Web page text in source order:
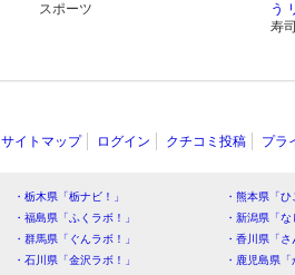
スポーツ
う
寿
サイトマップ ログイン クチコミ投稿 プラ
・栃木県「栃ナビ！」
・熊本県「
・福島県「ふくラボ！」
・新潟県「
・群馬県「ぐんラボ！」
・香川県「
・石川県「金沢ラボ！」
・鹿児島県